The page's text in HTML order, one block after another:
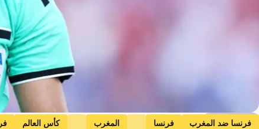
Getty Images
فرنسا ضد المغرب فرنسا المغرب كأس العالم